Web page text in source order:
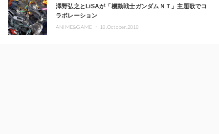
澤野弘之とLiSAが「機動戦士ガンダムＮＴ」主題歌でコ
ラボレーション
ANIME&GAME ・ 18.October.2018